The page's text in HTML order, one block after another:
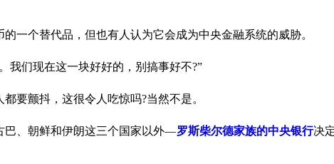
一个替代品，但也有人认为它会成为中央金融系统的威胁。
我们现在这一块好好的，别搞事好不?”
要颤抖，这很令人吃惊吗?当然不是。
巴、朝鲜和伊朗这三个国家以外—罗斯柴尔德家族的中央银行决